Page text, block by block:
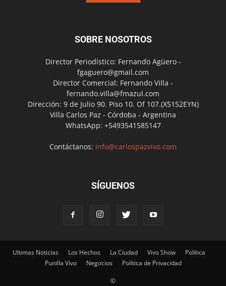
SOBRE NOSOTROS
Director Periodístico: Fernando Agüero -
fgaguero@gmail.com
Director Comercial: Fernando Villa -
fernando.villa@fmazul.com
Dirección: 9 de Julio 90. Piso 10. Of 107.(X5152EYN)
Villa Carlos Paz - Córdoba - Argentina
WhatsApp: +5493541585147
Contáctanos: info@carlospazvivo.com
SÍGUENOS
Ultimas Noticias Los Hechos La Ciudad Vivo Show
Política
Punilla Vivo
Negocios Política de Privacidad
©